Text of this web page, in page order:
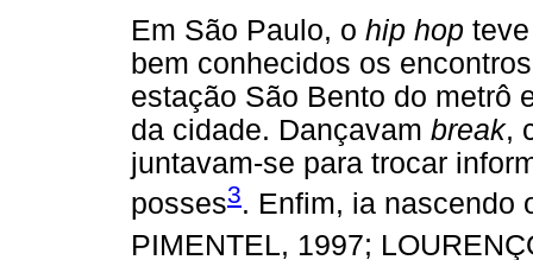
Em São Paulo, o hip hop
bem conhecidos os
estação São Bento do metrô
da cidade. Dançavam break,
juntavam-se para trocar
posses3. Enfim, ia nascendo
PIMENTEL, 1997;